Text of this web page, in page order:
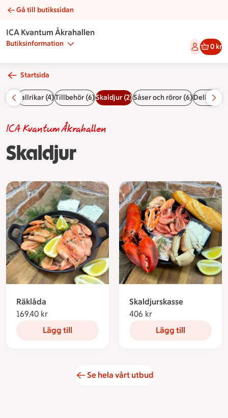
Skaldjur | Catering ICA Kvantum Åkrahallen
Gå till butikssidan
ICA Kvantum Åkrahallen
Butiksinformation 0 kr
Startsida
(7) Tallrikar (4)Tillbehör (6)Skaldjur (2)Såser och röror (6)
Skaldjur
ICA Kvantum Åkrahallen
Räklåda
169.40 kr
Lägg till
Skaldjurskasse
406 kr
Lägg till
Se hela vårt utbud